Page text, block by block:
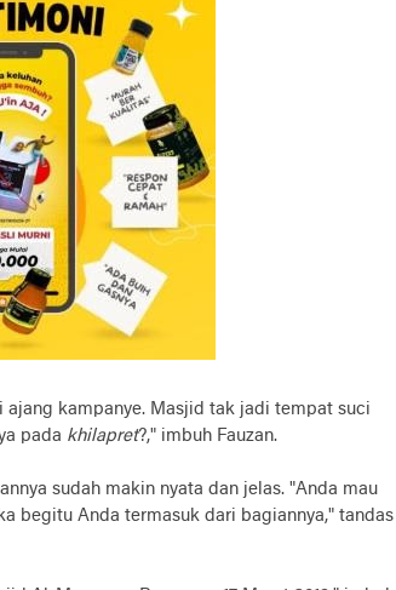
kampanye. Masjid tak jadi tempat suci
pada khilapret?," imbuh Fauzan.
sudah makin nyata dan jelas. "Anda mau
begitu Anda termasuk dari bagiannya," tandas